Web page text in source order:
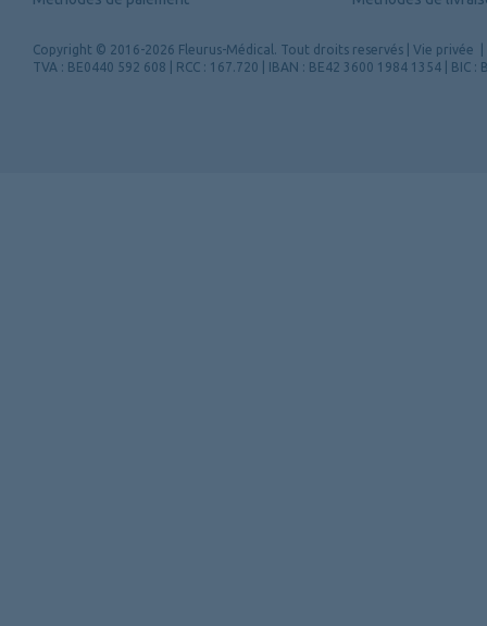
Copyright © 2016-2026 Fleurus-Médical. Tout droits reservés Vie privée
TVA : BE0440 592 608 | RCC : 167.720 | IBAN : BE42 3600 1984 1354 | BIC :